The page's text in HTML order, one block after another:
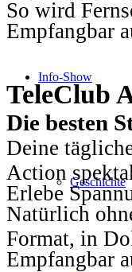
Info-Show
Geschichte
So wird
Empfangbar
TeleClub
Die besten
Deine
Action
Erlebe
Natürlich
Format, in
Empfangbar